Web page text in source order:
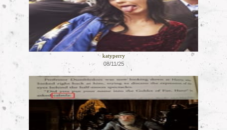
katyperry
08/11/25